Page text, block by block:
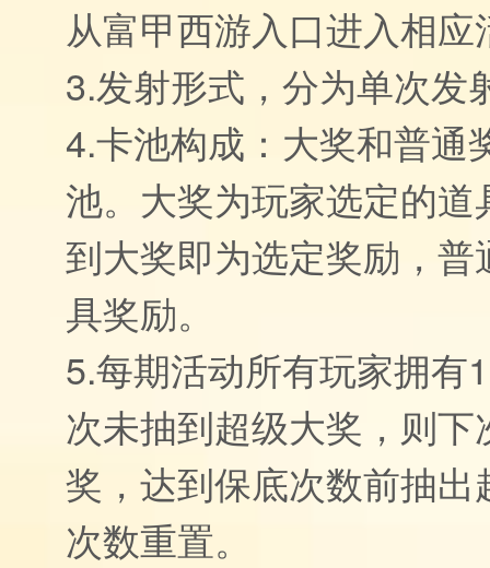
从富甲西游入口进入相应
3.发射形式，分为单次发
4.卡池构成：大奖和普通
池。大奖为玩家选定的
到大奖即为选定奖励，
具奖励。
5.每期活动所有玩家拥有
次未抽到超级大奖，则
奖，达到保底次数前抽
次数重置。